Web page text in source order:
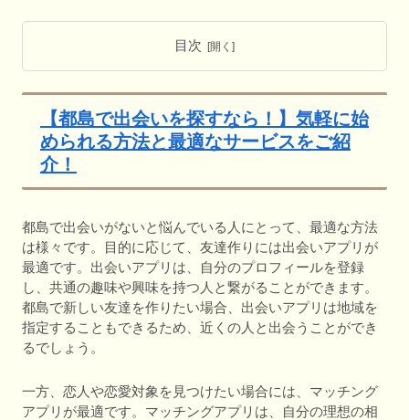
目次
【都島で出会いを探すなら！】気軽に始
められる方法と最適なサービスをご紹
介！
都島で出会いがないと悩んでいる人にとって、最適な方法
は様々です。目的に応じて、友達作りには出会いアプリが
最適です。出会いアプリは、自分のプロフィールを登録
し、共通の趣味や興味を持つ人と繋がることができます。
都島で新しい友達を作りたい場合、出会いアプリは地域を
指定することもできるため、近くの人と出会うことができ
るでしょう。
一方、恋人や恋愛対象を見つけたい場合には、マッチング
アプリが最適です。マッチングアプリは、自分の理想の相